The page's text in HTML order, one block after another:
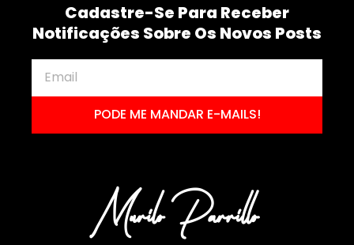
Cadastre-Se Para Receber
Notificações Sobre Os Novos Posts
PODE ME MANDAR E-MAILS!